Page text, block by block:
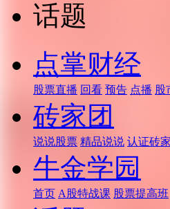
话题
点掌财经
股票直播 回看 预告 点播 股
砖家团
说说股票 精品说说 认证砖家
牛金学园
首页 A股特战课 股票提高班